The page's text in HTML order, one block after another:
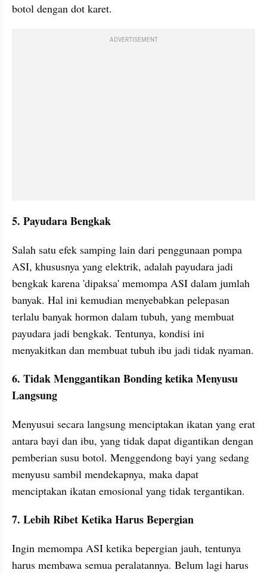
botol dengan dot karet.
ADVERTISEMENT
5. Payudara Bengkak
Salah satu efek samping lain dari penggunaan pompa
ASI, khususnya yang elektrik, adalah payudara jadi
bengkak karena 'dipaksa' memompa ASI dalam jumlah
banyak. Hal ini kemudian menyebabkan pelepasan
terlalu banyak hormon dalam tubuh, yang membuat
payudara jadi bengkak. Tentunya, kondisi ini
menyakitkan dan membuat tubuh ibu jadi tidak nyaman.
6. Tidak Menggantikan Bonding ketika Menyusu
Langsung
Menyusui secara langsung menciptakan ikatan yang erat
antara bayi dan ibu, yang tidak dapat digantikan dengan
pemberian susu botol. Menggendong bayi yang sedang
menyusu sambil mendekapnya, maka dapat
menciptakan ikatan emosional yang tidak tergantikan.
7. Lebih Ribet Ketika Harus Bepergian
Ingin memompa ASI ketika bepergian jauh, tentunya
harus membawa semua peralatannya. Belum lagi harus